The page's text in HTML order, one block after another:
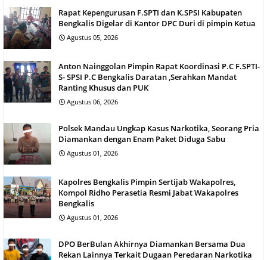
Rapat Kepengurusan F.SPTI dan K.SPSI Kabupaten
Bengkalis Digelar di Kantor DPC Duri di pimpin Ketua
Agustus 05, 2026
Anton Nainggolan Pimpin Rapat Koordinasi P.C F.SPTI-
S- SPSI P.C Bengkalis Daratan ,Serahkan Mandat
Ranting Khusus dan PUK
Agustus 06, 2026
Polsek Mandau Ungkap Kasus Narkotika, Seorang Pria
Diamankan dengan Enam Paket Diduga Sabu
Agustus 01, 2026
Kapolres Bengkalis Pimpin Sertijab Wakapolres,
Kompol Ridho Perasetia Resmi Jabat Wakapolres
Bengkalis
Agustus 01, 2026
DPO BerBulan Akhirnya Diamankan Bersama Dua
Rekan Lainnya Terkait Dugaan Peredaran Narkotika